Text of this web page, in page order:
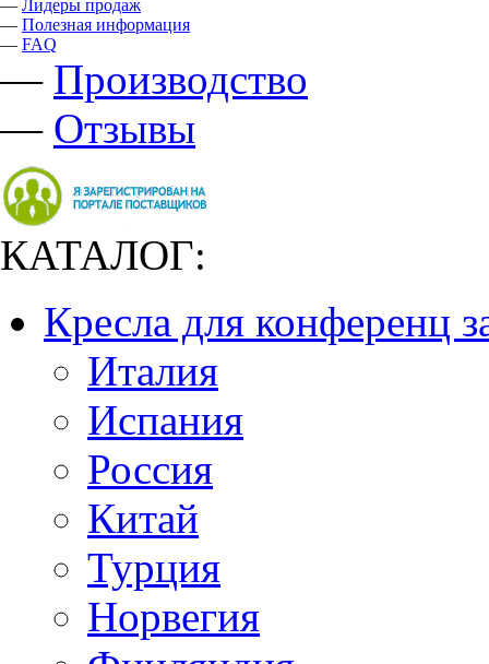
— Лидеры продаж
— Полезная информация
— FAQ
— Производство
— Отзывы
КАТАЛОГ:
Кресла для конференц
Италия
Испания
Россия
Китай
Турция
Норвегия